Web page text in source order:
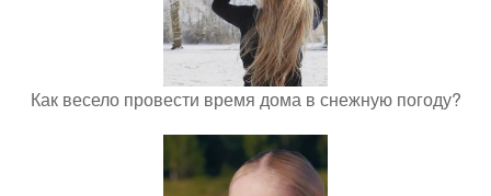
Как весело провести время дома в снежную погоду?